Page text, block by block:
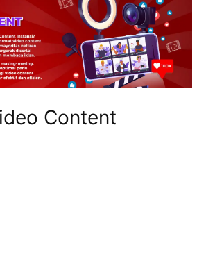
Content